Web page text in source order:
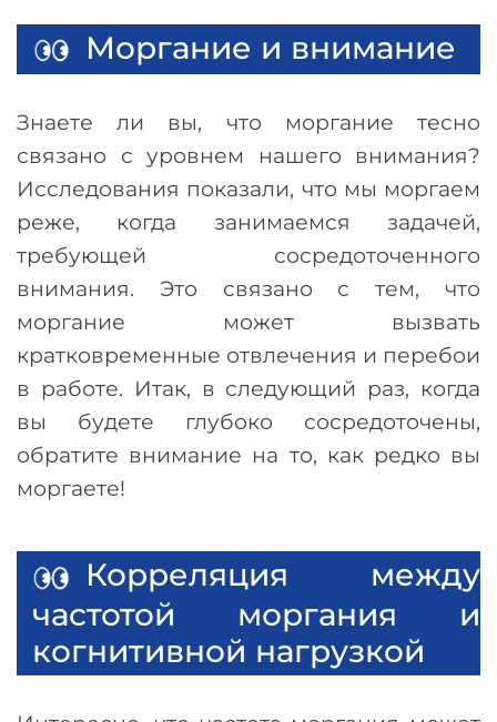
Моргание и внимание
Знаете ли вы, что моргание тесно
связано с уровнем нашего внимания?
Исследования показали, что мы моргаем
реже, когда занимаемся задачей,
требующей сосредоточенного
внимания. Это связано с тем, что
моргание может вызвать
кратковременные отвлечения и перебои
в работе. Итак, в следующий раз, когда
вы будете глубоко сосредоточены,
обратите внимание на то, как редко вы
моргаете!
Корреляция между
частотой моргания и
когнитивной нагрузкой